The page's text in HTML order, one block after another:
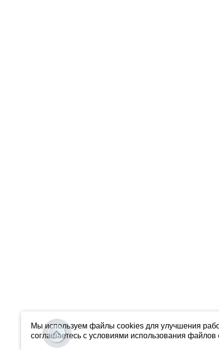
Мы используем файлы cookies для улучшения
соглашаетесь с условиями использования файлов